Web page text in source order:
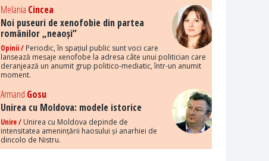
Melania Cincea
Noi puseuri de xenofobie din partea
românilor „neaoși”
Opinii / Periodic, în spațiul public sunt voci care
lansează mesaje xenofobe la adresa câte unui politician care
deranjează un anumit grup politico-mediatic, într-un anumit
moment.
Armand Gosu
Unirea cu Moldova: modele istorice
Unire / Unirea cu Moldova depinde de
intensitatea amenințării haosului și anarhiei de
dincolo de Nistru.